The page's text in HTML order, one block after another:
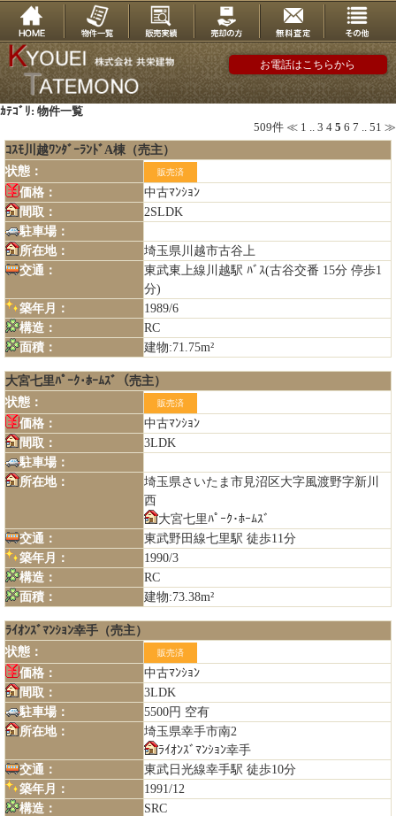
お電話はこちらから
ｶﾃｺﾞﾘ: 物件一覧
509件 ≪ 1 3 4 5 6 7 51 ≫
ｺｽﾓ川越ﾜﾝﾀﾞｰﾗﾝﾄﾞA棟（売主）
状態：
販売済
価格：
中古ﾏﾝｼｮﾝ
間取：
2SLDK
駐車場：
所在地：
埼玉県川越市古谷上
交通：
東武東上線川越駅 ﾊﾞｽ(古谷交番 15分 停歩1
分)
築年月：
1989/6
構造：
RC
面積：
建物:71.75m²
大宮七里ﾊﾟｰｸ･ﾎｰﾑｽﾞ（売主）
状態：
販売済
価格：
中古ﾏﾝｼｮﾝ
間取：
3LDK
駐車場：
所在地：
埼玉県さいたま市見沼区大字風渡野字新川
西
大宮七里ﾊﾟｰｸ･ﾎｰﾑｽﾞ
交通：
東武野田線七里駅 徒歩11分
築年月：
1990/3
構造：
RC
面積：
建物:73.38m²
ﾗｲｵﾝｽﾞﾏﾝｼｮﾝ幸手（売主）
状態：
販売済
価格：
中古ﾏﾝｼｮﾝ
間取：
3LDK
駐車場：
5500円 空有
所在地：
埼玉県幸手市南2
ﾗｲｵﾝｽﾞﾏﾝｼｮﾝ幸手
交通：
東武日光線幸手駅 徒歩10分
築年月：
1991/12
構造：
SRC